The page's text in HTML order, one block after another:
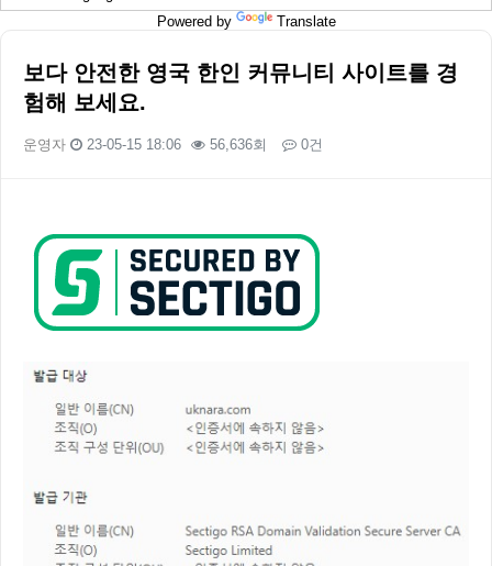
Powered by Translate
보다 안전한 영국 한인 커뮤니티 사이트를 경
험해 보세요.
운영자 23-05-15 18:06 56,636회 0건